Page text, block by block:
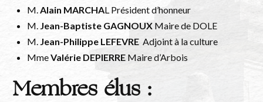
M.Alain MARCHAL Président d’honneur
M. Jean-Baptiste GAGNOUX Maire de DOLE
M. Jean-Philippe LEFEVRE Adjoint à la culture
MmeValérie DEPIERRE Maire d’Arbois
Membres élus :